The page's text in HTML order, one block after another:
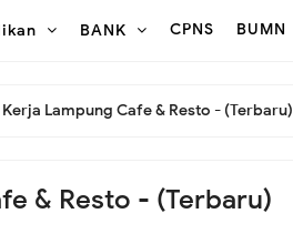
BANK CPNS BUMN
Kerja Lampung Cafe & Resto - (Terbaru)
& Resto - (Terbaru)